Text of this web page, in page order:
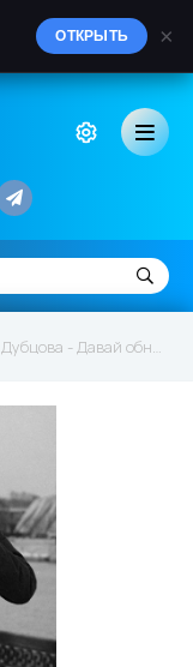
обнимемся в последний раз (2022)
ОТКРЫТЬ ×